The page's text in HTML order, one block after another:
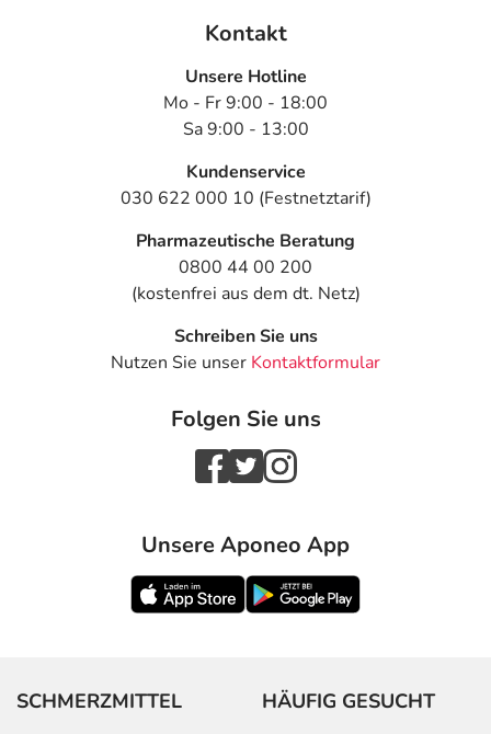
Kontakt
Unsere Hotline
Mo - Fr 9:00 - 18:00
Sa 9:00 - 13:00
Kundenservice
030 622 000 10 (Festnetztarif)
Pharmazeutische Beratung
0800 44 00 200
(kostenfrei aus dem dt. Netz)
Schreiben Sie uns
Nutzen Sie unser Kontaktformular
Folgen Sie uns
Unsere Aponeo App
SCHMERZMITTEL HÄUFIG GESUCHT